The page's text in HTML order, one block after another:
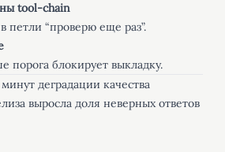
tool-chain
петли “проверю еще раз”.
порога блокирует выкладку.
деградации качества
выросла доля неверных ответов